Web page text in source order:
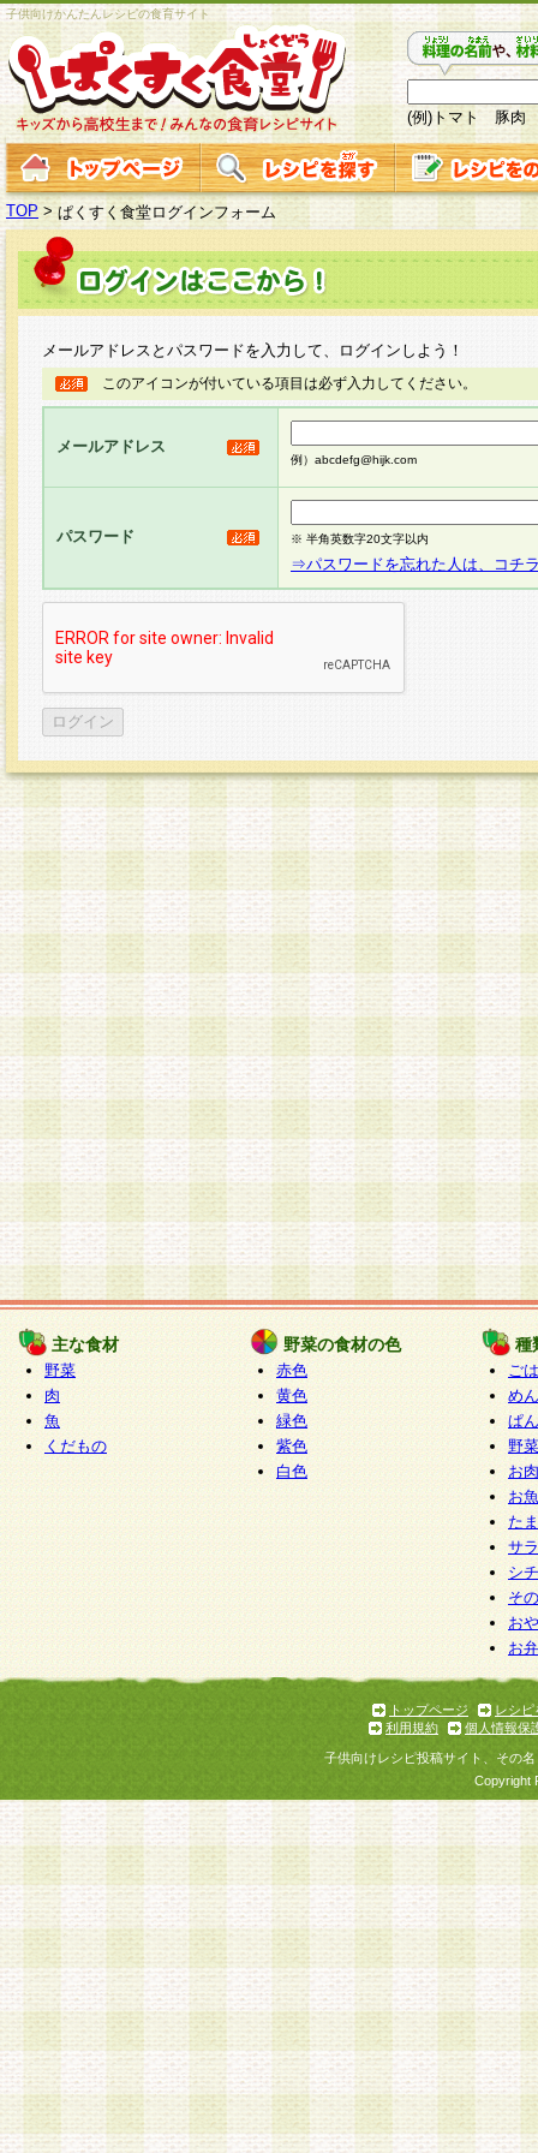
子供向けかんたんレシピの食育サイト
(例)トマト 豚肉
TOP > ぱくすく食堂ログインフォーム
メールアドレスとパスワードを入力して、ログインしよう！
このアイコンが付いている項目は必ず入力してください。
メールアドレス
例）abcdefg@hijk.com
パスワード ※ 半角英数字20文字以内
⇒パスワードを忘れた人は、コチ
主な食材
野菜
肉
魚
くだもの
野菜の食材の色
赤色
黄色
緑色
紫色
白色
種
ご
めん
ぱん
野
お
お
た
サ
シ
そ
お
お
トップページ
レシピ
利用規約
個人情報保
子供向けレシピ投稿サイト、その
Copyright